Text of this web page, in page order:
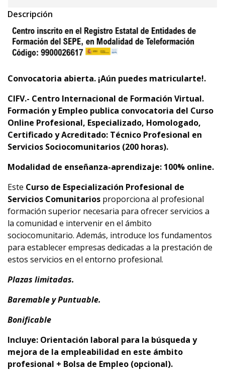
Descripción
Convocatoria abierta. ¡Aún puedes matricularte!.
CIFV.- Centro Internacional de Formación Virtual.
Formación y Empleo publica convocatoria del Curso
Online Profesional, Especializado, Homologado,
Certificado y Acreditado: Técnico Profesional en
Servicios Sociocomunitarios (200 horas).
Modalidad de enseñanza-aprendizaje: 100% online.
Este Curso de Especialización Profesional de
Servicios Comunitarios proporciona al profesional
formación superior necesaria para ofrecer servicios a
la comunidad e intervenir en el ámbito
sociocomunitario. Además, introduce los fundamentos
para establecer empresas dedicadas a la prestación de
estos servicios en el entorno profesional.
Plazas limitadas.
Baremable y Puntuable.
Bonificable
Incluye: Orientación laboral para la búsqueda y
mejora de la empleabilidad en este ámbito
profesional + Bolsa de Empleo (opcional).